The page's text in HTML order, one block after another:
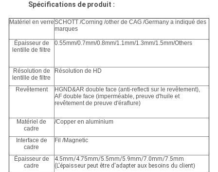
Spécifications de produit :
Matériel en verreSCHOTT /Corning /other de CAG /Germany a indiqué des
marques
Épaisseur de
lentille de filtre
0.55mm/0.7mm/0.8mm/1.1mm/1.3mm/1.5mm/Others
Résolution de
lentille de filtre
Résolution de HD
Revêtement
HGND&AR double face (anti-reflecti sur le revêtement),
AF double face (imperméable, preuve d'huile et
revêtement de preuve d'éraflure)
Matériel de
cadre
/Copper en aluminium
Interface de
cadre
Fil /Magnetic
Épaisseur de
cadre
4.5mm/4.75mm/5.5mm/5.9mm/7.0mm/7.5mm
(L'épaisseur peut être d'adapter aux besoins du client)